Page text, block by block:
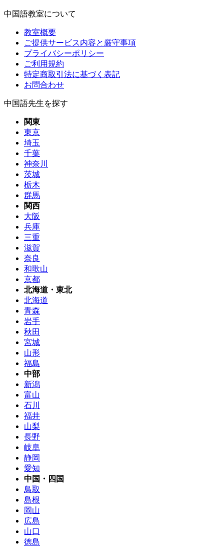
中国語教室について
教室概要
ご提供サービス内容と厳守事項
プライバシーポリシー
ご利用規約
特定商取引法に基づく表記
お問合わせ
中国語先生を探す
関東
東京
埼玉
千葉
神奈川
茨城
栃木
群馬
関西
大阪
兵庫
三重
滋賀
奈良
和歌山
京都
北海道・東北
北海道
青森
岩手
秋田
宮城
山形
福島
中部
新潟
富山
石川
福井
山梨
長野
岐阜
静岡
愛知
中国・四国
鳥取
島根
岡山
広島
山口
徳島